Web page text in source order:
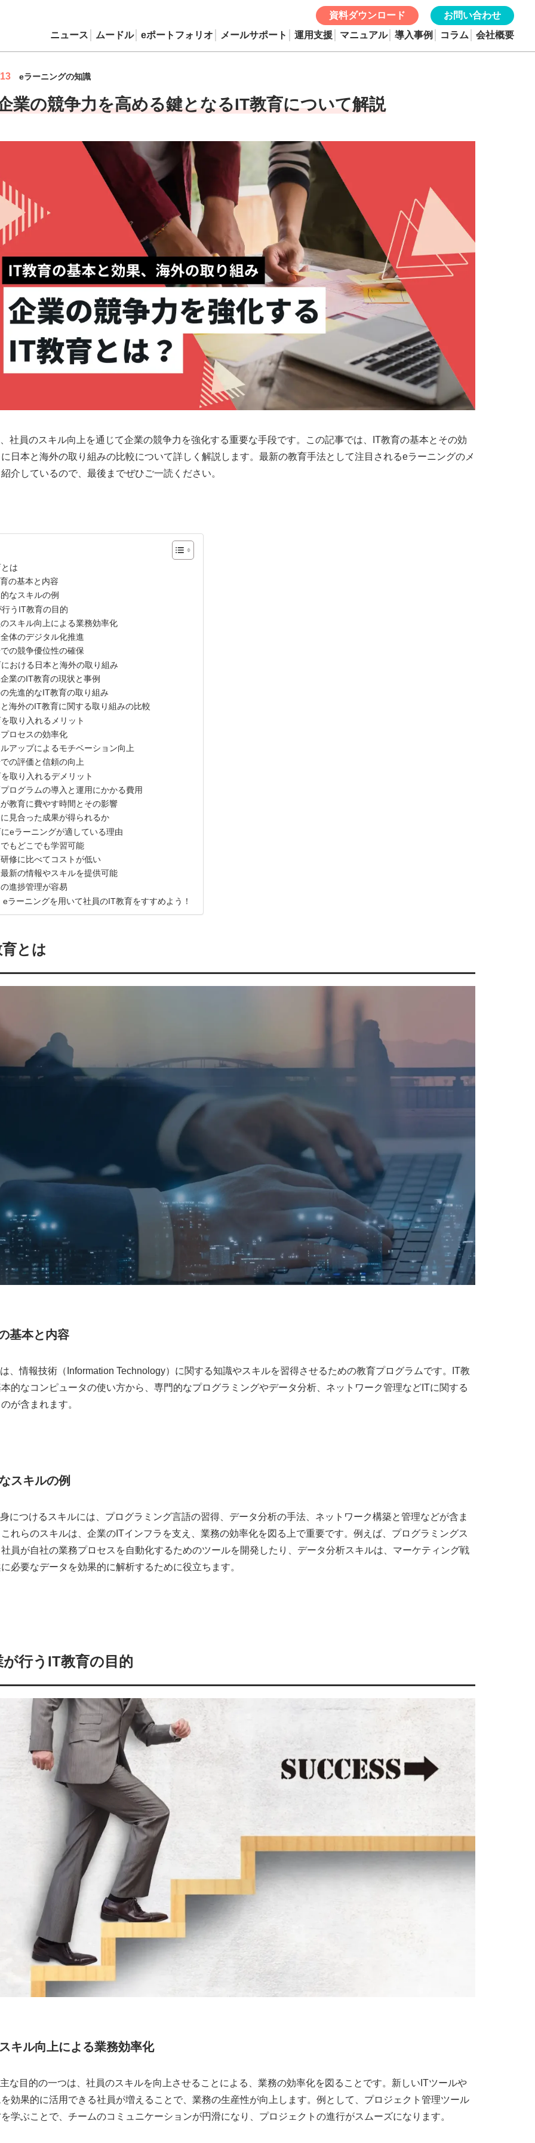
ニュース ムードル eポートフォリオ メールサポート 運用支援 マニュアル 導入事例 コラム 会社概要
資料ダウンロード お問い合わせ
eラーニングの知識
業の競争力を高める鍵となるIT教育について解説
社員のスキル向上を通じて企業の競争力を強化する重要な手段です。この記事では、IT教育の基本とその効
日本と海外の取り組みの比較について詳しく解説します。最新の教育手法として注目されるeラーニングのメ
介しているので、最後までぜひご一読ください。
は
の基本と内容
なスキルの例
うIT教育の目的
スキル向上による業務効率化
体のデジタル化推進
の競争優位性の確保
おける日本と海外の取り組み
業のIT教育の現状と事例
先進的なIT教育の取り組み
海外のIT教育に関する取り組みの比較
取り入れるメリット
ロセスの効率化
アップによるモチベーション向上
の評価と信頼の向上
取り入れるデメリット
ログラムの導入と運用にかかる費用
教育に費やす時間とその影響
見合った成果が得られるか
eラーニングが適している理由
もどこでも学習可能
修に比べてコストが低い
新の情報やスキルを提供可能
進捗管理が容易
eラーニングを用いて社員のIT教育をすすめよう！
とは
基本と内容
、情報技術（Information Technology）に関する知識やスキルを習得させるための教育プログラムです。IT教
的なコンピュータの使い方から、専門的なプログラミングやデータ分析、ネットワーク管理などITに関する
が含まれます。
スキルの例
につけるスキルには、プログラミング言語の習得、データ分析の手法、ネットワーク構築と管理などが含ま
れらのスキルは、企業のITインフラを支え、業務の効率化を図る上で重要です。例えば、プログラミングス
員が自社の業務プロセスを自動化するためのツールを開発したり、データ分析スキルは、マーケティング戦
必要なデータを効果的に解析するために役立ちます。
が行うIT教育の目的
キル向上による業務効率化
な目的の一つは、社員のスキルを向上させることによる、業務の効率化を図ることです。新しいITツールや
効果的に活用できる社員が増えることで、業務の生産性が向上します。例として、プロジェクト管理ツール
学ぶことで、チームのコミュニケーションが円滑になり、プロジェクトの進行がスムーズになります。